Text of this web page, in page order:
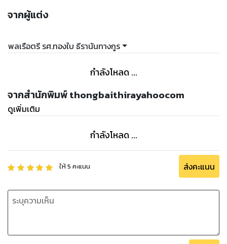
จากผู้แต่ง
พลเรือตรี รศ.ทองใบ ธีรานันทางกูร
กำลังโหลด ...
จากสำนักพิมพ์ thongbaithirayahoocom
ดูเพิ่มเติม
กำลังโหลด ...
ให้5 คะแนน ส่งคะแนน